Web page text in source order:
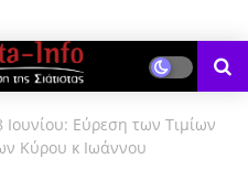
Ιουνίου: Εύρεση των Τιμίων
Κύρου κ Ιωάννου